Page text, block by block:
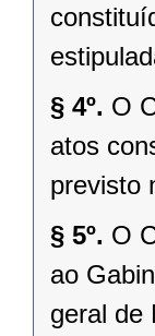
§ 4º. O
atos
previsto
§ 5º. O
ao
geral de